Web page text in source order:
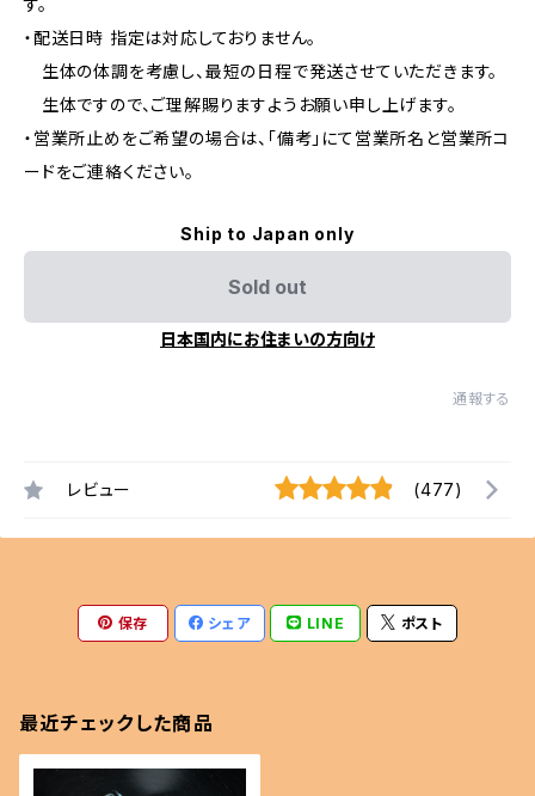
す。
・配送日時 指定は対応しておりません。
生体の体調を考慮し、最短の日程で発送させていただきます。
生体ですので、ご理解賜りますようお願い申し上げます。
・営業所止めをご希望の場合は、「備考」にて営業所名と営業所コ
ードをご連絡ください。
Ship to Japan only
Sold out
日本国内にお住まいの方向け
通報する
レビュー (477)
保存 シェア LINE ポスト
最近チェックした商品